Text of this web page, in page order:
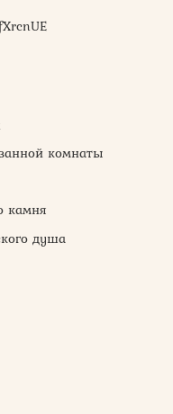
комнаты
камня
душа